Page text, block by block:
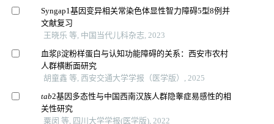
Syngap1基因变异相关常染色体显性智力障碍5型8例并
文献复习
王晓乐 等, 中国当代儿科杂志, 2023
血浆β淀粉样蛋白与认知功能障碍的关系：西安市农村
人群横断面研究
胡童鑫 等, 西安交通大学学报（医学版）, 2025
tab2基因多态性与中国西南汉族人群隐睾症易感性的相
关性研究
粟闵 等, 四川大学学报(医学版), 2022